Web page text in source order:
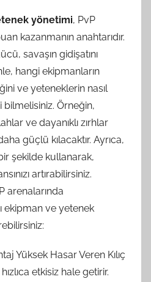
yönetimi, PvP
kazanmanın anahtarıdır.
savaşın gidişatını
hangi ekipmanların
ve yeteneklerin nasıl
Örneğin,
ve dayanıklı zırhlar
güçlü kılacaktır. Ayrıca,
şekilde kullanarak,
artırabilirsiniz.
arenalarında
ekipman ve yetenek
Yüksek Hasar Veren Kılıç
etkisiz hale getirir.